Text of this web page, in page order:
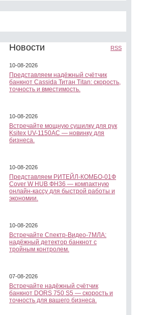
Новости RSS
10-08-2026
Представляем надёжный счётчик
банкнот Cassida Титан Titan: скорость,
точность и вместимость.
10-08-2026
Встречайте мощную сушилку для рук
Ksitex UV-1150AC — новинку для
бизнеса.
10-08-2026
Представляем РИТЕЙЛ-КОМБО-01Ф
Cover W HUB ФН36 — компактную
онлайн-кассу для быстрой работы и
экономии.
10-08-2026
Встречайте Спектр-Видео-7МЛА:
надёжный детектор банкнот с
тройным контролем.
07-08-2026
Встречайте надёжный счётчик
банкнот DORS 750 S5 — скорость и
точность для вашего бизнеса.